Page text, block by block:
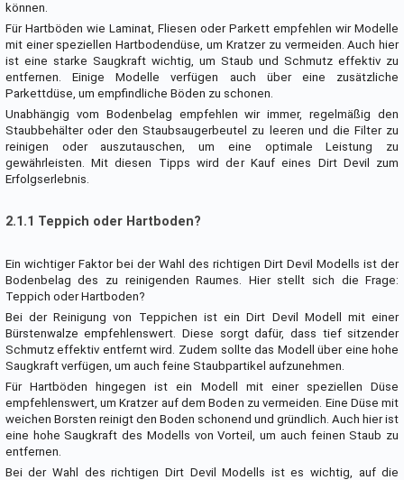
können.
Für Hartböden wie Laminat, Fliesen oder Parkett empfehlen wir Modelle
mit einer speziellen Hartbodendüse, um Kratzer zu vermeiden. Auch hier
ist eine starke Saugkraft wichtig, um Staub und Schmutz effektiv zu
entfernen. Einige Modelle verfügen auch über eine zusätzliche
Parkettdüse, um empfindliche Böden zu schonen.
Unabhängig vom Bodenbelag empfehlen wir immer, regelmäßig den
Staubbehälter oder den Staubsaugerbeutel zu leeren und die Filter zu
reinigen oder auszutauschen, um eine optimale Leistung zu
gewährleisten. Mit diesen Tipps wird der Kauf eines Dirt Devil zum
Erfolgserlebnis.
2.1.1 Teppich oder Hartboden?
Ein wichtiger Faktor bei der Wahl des richtigen Dirt Devil Modells ist der
Bodenbelag des zu reinigenden Raumes. Hier stellt sich die Frage:
Teppich oder Hartboden?
Bei der Reinigung von Teppichen ist ein Dirt Devil Modell mit einer
Bürstenwalze empfehlenswert. Diese sorgt dafür, dass tief sitzender
Schmutz effektiv entfernt wird. Zudem sollte das Modell über eine hohe
Saugkraft verfügen, um auch feine Staubpartikel aufzunehmen.
Für Hartböden hingegen ist ein Modell mit einer speziellen Düse
empfehlenswert, um Kratzer auf dem Boden zu vermeiden. Eine Düse mit
weichen Borsten reinigt den Boden schonend und gründlich. Auch hier ist
eine hohe Saugkraft des Modells von Vorteil, um auch feinen Staub zu
entfernen.
Bei der Wahl des richtigen Dirt Devil Modells ist es wichtig, auf die